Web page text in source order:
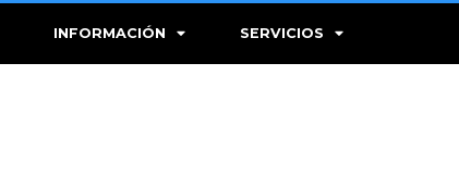
INFORMACIÓN SERVICIOS